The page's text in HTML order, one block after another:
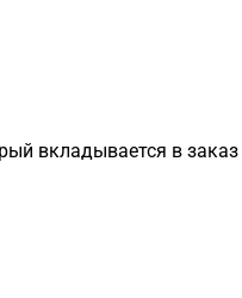
вкладывается в